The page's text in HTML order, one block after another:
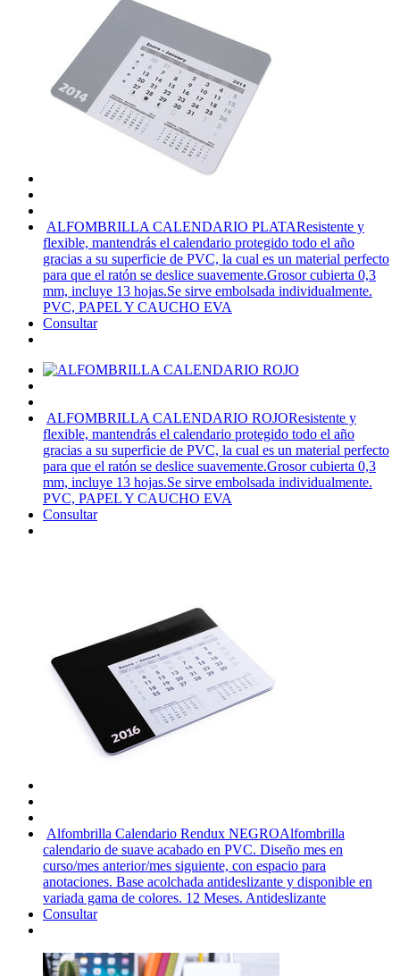
ALFOMBRILLA CALENDARIO PLATAResistente y
flexible, mantendrás el calendario protegido todo el año
gracias a su superficie de PVC, la cual es un material perfecto
para que el ratón se deslice suavemente.Grosor cubierta 0,3
mm, incluye 13 hojas.Se sirve embolsada individualmente.
PVC, PAPEL Y CAUCHO EVA
Consultar
ALFOMBRILLA CALENDARIO ROJOResistente y
flexible, mantendrás el calendario protegido todo el año
gracias a su superficie de PVC, la cual es un material perfecto
para que el ratón se deslice suavemente.Grosor cubierta 0,3
mm, incluye 13 hojas.Se sirve embolsada individualmente.
PVC, PAPEL Y CAUCHO EVA
Consultar
Alfombrilla Calendario Rendux NEGROAlfombrilla
calendario de suave acabado en PVC. Diseño mes en
curso/mes anterior/mes siguiente, con espacio para
anotaciones. Base acolchada antideslizante y disponible en
variada gama de colores. 12 Meses. Antideslizante
Consultar